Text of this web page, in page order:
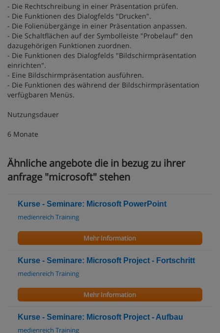
- Die Rechtschreibung in einer Präsentation prüfen.
- Die Funktionen des Dialogfelds "Drucken".
- Die Folienübergänge in einer Präsentation anpassen.
- Die Schaltflächen auf der Symbolleiste "Probelauf" den
dazugehörigen Funktionen zuordnen.
- Die Funktionen des Dialogfelds "Bildschirmpräsentation
einrichten".
- Eine Bildschirmpräsentation ausführen.
- Die Funktionen des während der Bildschirmpräsentation
verfügbaren Menüs.
Nutzungsdauer
6 Monate
Ähnliche angebote die in bezug zu ihrer
anfrage "microsoft" stehen
Kurse - Seminare: Microsoft PowerPoint
medienreich Training
Mehr Information
Kurse - Seminare: Microsoft Project - Fortschritt
medienreich Training
Mehr Information
Kurse - Seminare: Microsoft Project - Aufbau
medienreich Training